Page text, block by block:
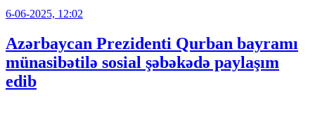
6-06-2025, 12:02
Azərbaycan Prezidenti Qurban bayramı
münasibətilə sosial şəbəkədə paylaşım
edib